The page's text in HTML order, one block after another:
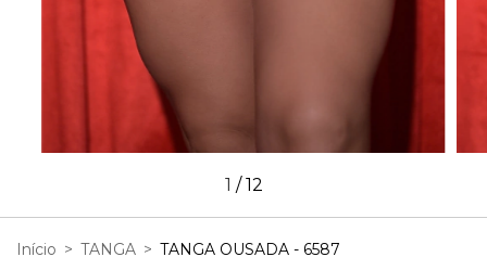
1 /12
Início > TANGA > TANGA OUSADA - 6587